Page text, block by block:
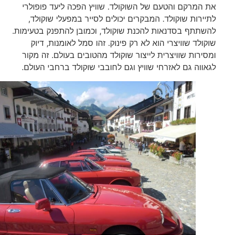
את המרקם והטעם של השוקולד. שוויץ הפכה ליעד פופולרי
לתיירות שוקולד. המבקרים יכולים לסייר במפעלי שוקולד,
להשתתף בסדנאות להכנת שוקולד, וכמובן להתפנק בטעימות.
שוקולד שוויצרי הוא לא רק פינוק. זהו סמל לאומנות, דיוק
ומסירות שוויצרית לייצור שוקולד מהטובים בעולם. זה מקור
לגאווה גם לאזרחי שוויץ וגם לחובבי שוקולד ברחבי העולם.